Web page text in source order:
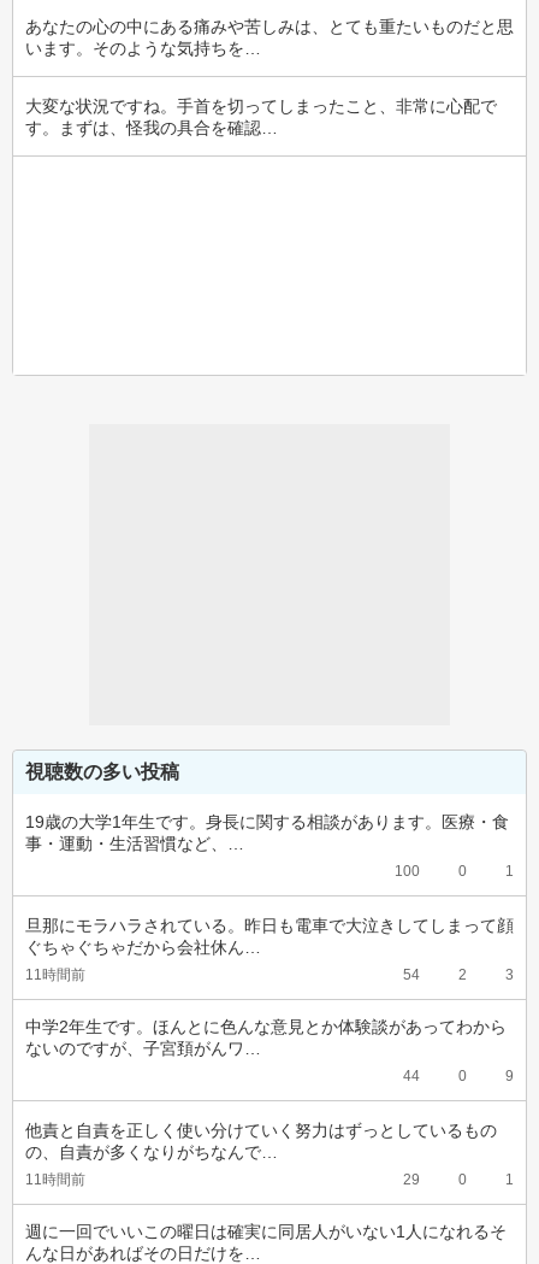
あなたの心の中にある痛みや苦しみは、とても重たいものだと思
います。そのような気持ちを…
大変な状況ですね。手首を切ってしまったこと、非常に心配で
す。まずは、怪我の具合を確認…
視聴数の多い投稿
19歳の大学1年生です。身長に関する相談があります。医療・食
事・運動・生活習慣など、…
100 0 1
旦那にモラハラされている。昨日も電車で大泣きしてしまって顔
ぐちゃぐちゃだから会社休ん…
11時間前 54 2 3
中学2年生です。ほんとに色んな意見とか体験談があってわから
ないのですが、子宮頚がんワ…
44 0 9
他責と自責を正しく使い分けていく努力はずっとしているもの
の、自責が多くなりがちなんで…
11時間前 29 0 1
週に一回でいいこの曜日は確実に同居人がいない1人になれるそ
んな日があればその日だけを…